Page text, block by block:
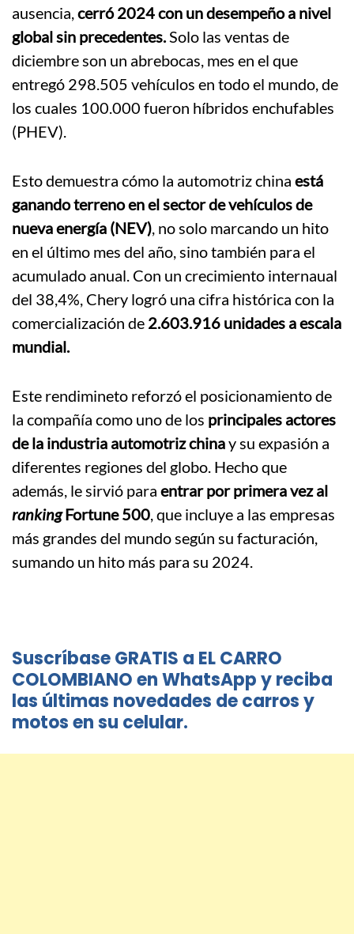
ausencia,cerró 2024 con un desempeño a nivel
global sin precedentes.Solo las ventas de
diciembre son un abrebocas, mes en el que
entregó 298.505 vehículos en todo el mundo, de
los cuales 100.000 fueron híbridos enchufables
(PHEV).
Esto demuestra cómo la automotriz china está
ganando terreno en el sector de vehículos de
nueva energía (NEV), no solo marcando un hito
en el último mes del año, sino también para el
acumulado anual. Con un crecimiento internaual
del 38,4%, Chery logró una cifra histórica con la
comercialización de 2.603.916 unidades a escala
mundial.
Este rendimineto reforzó el posicionamiento de
la compañía como uno de los principales actores
de la industria automotriz chinay su expasión a
diferentes regiones del globo. Hecho que
además, le sirvió para entrar por primera vez al
rankingFortune 500, que incluye a las empresas
más grandes del mundo según su facturación,
sumando un hito más para su 2024.
Suscríbase GRATIS a EL CARRO
COLOMBIANO en WhatsApp y reciba
las últimas novedades de carros y
motos en su celular.